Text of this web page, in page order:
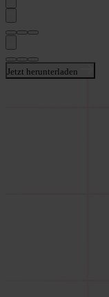
Jetzt herunterladen